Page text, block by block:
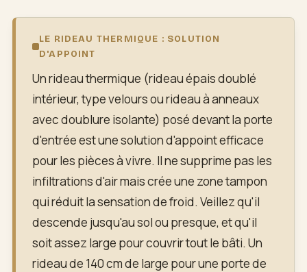
LE RIDEAU THERMIQUE : SOLUTION
D'APPOINT
Un rideau thermique (rideau épais doublé
intérieur, type velours ou rideau à anneaux
avec doublure isolante) posé devant la porte
d'entrée est une solution d'appoint efficace
pour les pièces à vivre. Il ne supprime pas les
infiltrations d'air mais crée une zone tampon
qui réduit la sensation de froid. Veillez qu'il
descende jusqu'au sol ou presque, et qu'il
soit assez large pour couvrir tout le bâti. Un
rideau de 140 cm de large pour une porte de